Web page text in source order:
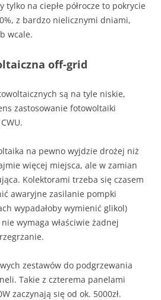
tylko na ciepłe półrocze to pokrycie
z bardzo nielicznymi dniami,
wcale.
off-grid
są na tyle niskie,
zastosowanie fotowoltaiki
na pewno wyjdzie drożej niż
więcej miejsca, ale w zamian
Kolektorami trzeba się czasem
awaryjne zasilanie pompki
wypadałoby wymienić glikol)
wymaga właściwie żadnej
zestawów do podgrzewania
Takie z czterema panelami
zaczynają się od ok. 5000zł.